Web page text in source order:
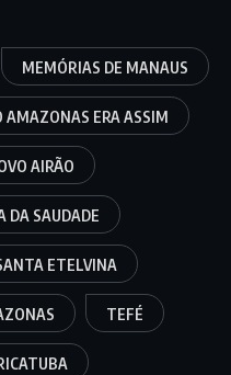
MEMÓRIAS DE MANAUS
AMAZONAS ERA ASSIM
AIRÃO
DA SAUDADE
ETELVINA
TEFÉ